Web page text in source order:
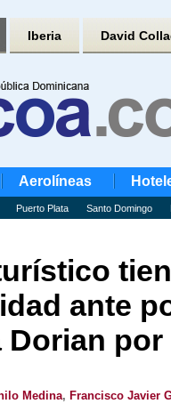
Iberia David
Aerolíneas
Puerto Plata Santo Domingo
ante
por
Medina, Francisco Javier